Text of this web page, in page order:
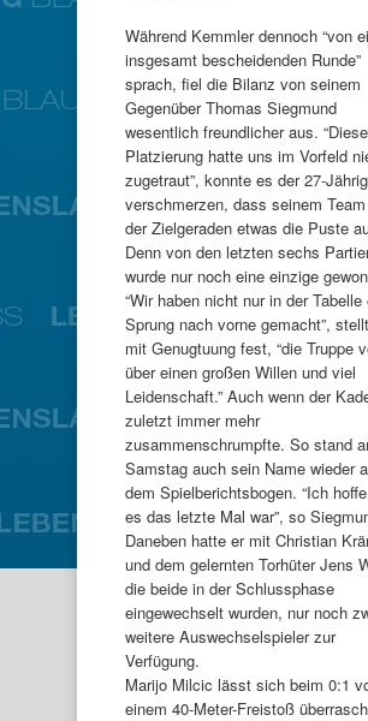
Während Kemmler dennoch “von
insgesamt bescheidenden Runde”
sprach, fiel die Bilanz von seinem
Gegenüber Thomas Siegmund
wesentlich freundlicher aus. “Diese
Platzierung hatte uns im Vorfeld
zugetraut”, konnte es der 27-
verschmerzen, dass seinem
der Zielgeraden etwas die Puste
Denn von den letzten sechs
wurde nur noch eine einzige
“Wir haben nicht nur in der Tabelle
Sprung nach vorne gemacht”,
mit Genugtuung fest, “die Truppe
über einen großen Willen und viel
Leidenschaft.” Auch wenn der
zuletzt immer mehr
zusammenschrumpfte. So stand
Samstag auch sein Name wieder
dem Spielberichtsbogen. “Ich
es das letzte Mal war”, so
Daneben hatte er mit Christian
und dem gelernten Torhüter Jens
die beide in der Schlussphase
eingewechselt wurden, nur noch
weitere Auswechselspieler zur
Verfügung.
Marijo Milcic lässt sich beim 0:1
einem 40-Meter-Freistoß